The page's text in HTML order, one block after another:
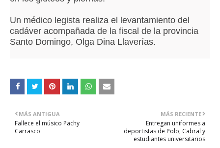
Un médico legista realiza el levantamiento del
cadáver acompañada de la fiscal de la provincia
Santo Domingo, Olga Dina Llaverías.
MÁS RECIENTE
Entregan uniformes a
deportistas de Polo, Cabral y
estudiantes universitarios
MÁS ANTIGUA
Fallece el músico Pachy
Carrasco